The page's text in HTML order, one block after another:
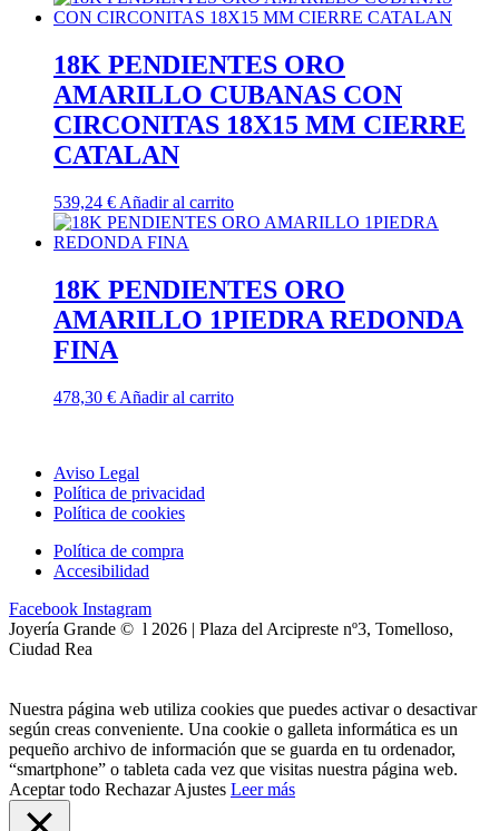
18K PENDIENTES ORO
AMARILLO CUBANAS CON
CIRCONITAS 18X15 MM CIERRE
CATALAN
539,24 € Añadir al carrito
18K PENDIENTES ORO
AMARILLO 1PIEDRA REDONDA
FINA
478,30 € Añadir al carrito
Aviso Legal
Política de privacidad
Política de cookies
Política de compra
Accesibilidad
Facebook Instagram
Joyería Grande © l 2026 | Plaza del Arcipreste nº3, Tomelloso,
Ciudad Rea
Nuestra página web utiliza cookies que puedes activar o desactivar
según creas conveniente. Una cookie o galleta informática es un
pequeño archivo de información que se guarda en tu ordenador,
“smartphone” o tableta cada vez que visitas nuestra página web.
Aceptar todo Rechazar Ajustes Leer más